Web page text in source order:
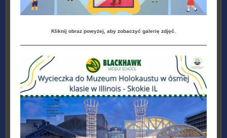
Kliknij obraz powyżej, aby zobaczyć galerię zdjęć.